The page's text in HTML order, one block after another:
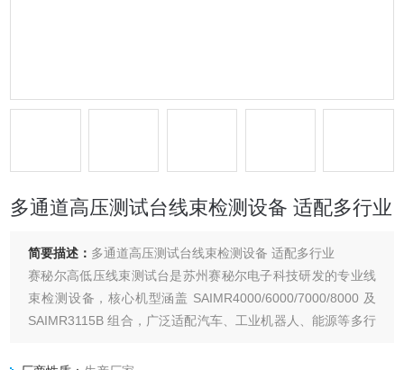
多通道高压测试台线束检测设备 适配多行业
简要描述： 多通道高压测试台线束检测设备 适配多行业
赛秘尔高低压线束测试台是苏州赛秘尔电子科技研发的专业线
束检测设备，核心机型涵盖 SAIMR4000/6000/7000/8000 及
SAIMR3115B 组合，广泛适配汽车、工业机器人、能源等多行